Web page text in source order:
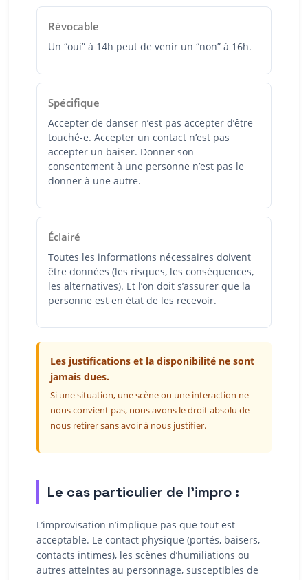
Révocable
Un “oui” à 14h peut de venir un “non” à 16h.
Spécifique
Accepter de danser n’est pas accepter d’être
touché-e. Accepter un contact n’est pas
accepter un baiser. Donner son
consentement à une personne n’est pas le
donner à une autre.
Éclairé
Toutes les informations nécessaires doivent
être données (les risques, les conséquences,
les alternatives). Et l’on doit s’assurer que la
personne est en état de les recevoir.
Les justifications et la disponibilité ne sont
jamais dues.
Si une situation, une scène ou une interaction ne
nous convient pas, nous avons le droit absolu de
nous retirer sans avoir à nous justifier.
Le cas particulier de l’impro :
L’improvisation n’implique pas que tout est
acceptable. Le contact physique (portés, baisers,
contacts intimes), les scènes d’humiliations ou
autres atteintes au personnage, susceptibles de